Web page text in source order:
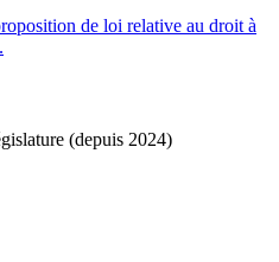
de loi relative au droit à
(depuis 2024)